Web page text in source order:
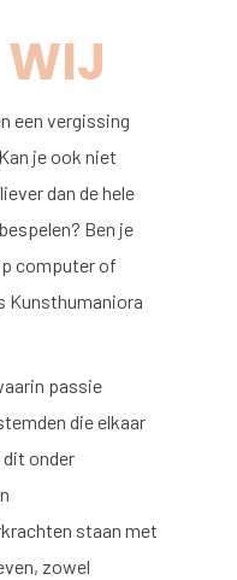
WIJ
een vergissing
je ook niet
dan de hele
Ben je
computer of
Kunsthumaniora
passie
die elkaar
onder
staan met
zowel